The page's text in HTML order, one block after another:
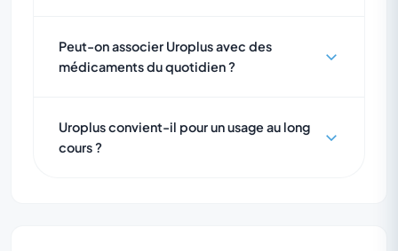
Peut-on associer Uroplus avec des
médicaments du quotidien ?
Uroplus convient-il pour un usage au long
cours ?